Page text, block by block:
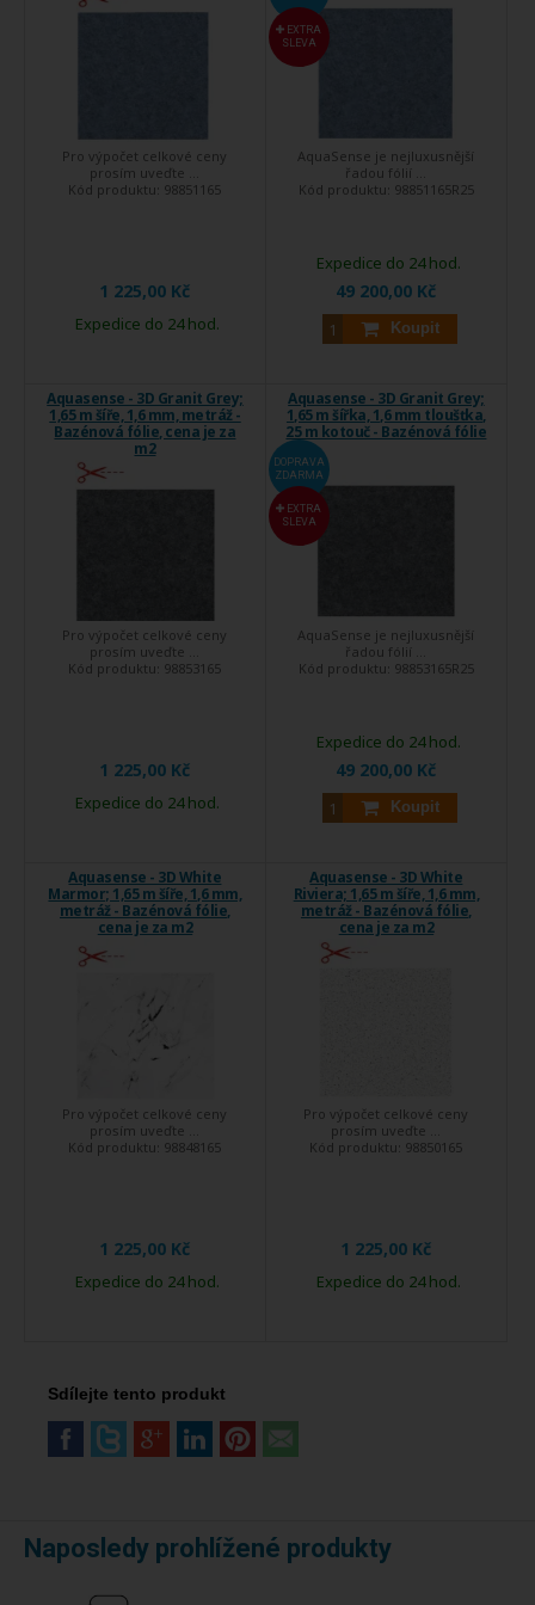
Pro výpočet celkové ceny
prosím uveďte ...
Kód produktu: 98851165
1 225,00 Kč
Expedice do 24 hod.
EXTRA
SLEVA
AquaSense je nejluxusnější
řadou fólií ...
Kód produktu: 98851165R25
49 200,00 Kč
Koupit
Expedice do 24 hod.
Aquasense - 3D Granit Grey;
1,65 m šíře, 1,6 mm, metráž -
Bazénová fólie, cena je za
m2
Pro výpočet celkové ceny
prosím uveďte ...
Kód produktu: 98853165
1 225,00 Kč
Expedice do 24 hod.
Aquasense - 3D Granit Grey;
1,65 m šířka, 1,6 mm tloušťka,
25 m kotouč - Bazénová fólie
DOPRAVA
ZDARMA
EXTRA
SLEVA
AquaSense je nejluxusnější
řadou fólií ...
Kód produktu: 98853165R25
49 200,00 Kč
Koupit
Expedice do 24 hod.
Aquasense - 3D White
Marmor; 1,65 m šíře, 1,6 mm,
metráž - Bazénová fólie,
cena je za m2
Pro výpočet celkové ceny
prosím uveďte ...
Kód produktu: 98848165
1 225,00 Kč
Expedice do 24 hod.
Aquasense - 3D White
Riviera; 1,65 m šíře, 1,6 mm,
metráž - Bazénová fólie,
cena je za m2
Pro výpočet celkové ceny
prosím uveďte ...
Kód produktu: 98850165
1 225,00 Kč
Expedice do 24 hod.
Sdílejte tento produkt
Naposledy prohlížené produkty